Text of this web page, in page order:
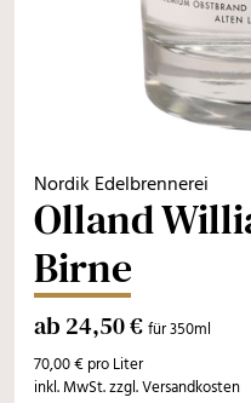
Nordik Edelbrennerei
Olland
Birne
ab 24,50 €für 350ml
70,00 € pro Liter
inkl. MwSt. zzgl. Versandkosten